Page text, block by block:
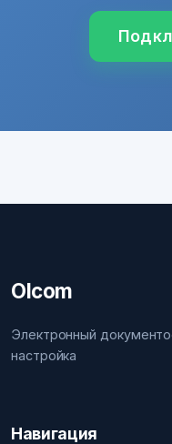
Olcom
Электронный
настройка
Навигация